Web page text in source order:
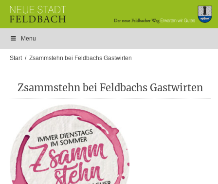
Menu
Start Zsammstehn bei Feldbachs Gastwirten
Zsammstehn bei Feldbachs Gastwirten